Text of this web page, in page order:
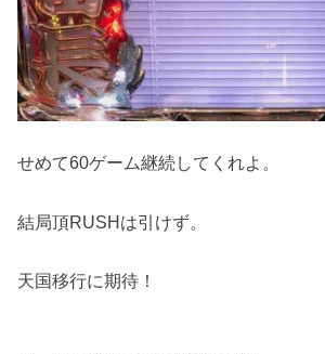
せめて60ゲーム継続してくれよ。
結局頂RUSHは引けず。
天国移行に期待！